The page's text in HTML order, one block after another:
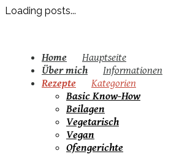
Loading posts...
Home
Hauptseite
Über mich
Informationen
Rezepte
Kategorien
Basic Know-How
Beilagen
Vegetarisch
Vegan
Ofengerichte